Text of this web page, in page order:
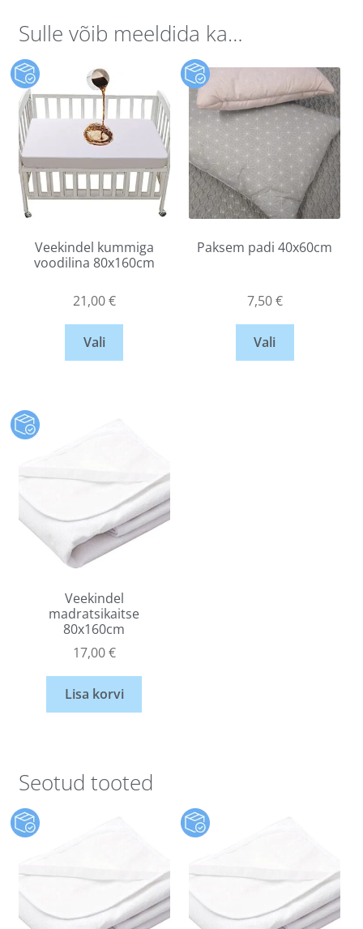
Sulle võib meeldida ka…
Veekindel kummiga
voodilina 80x160cm
21,00€
Vali
Paksem padi 40x60cm
7,50€
Vali
Veekindel
madratsikaitse
80x160cm
17,00€
Lisa korvi
Seotud tooted